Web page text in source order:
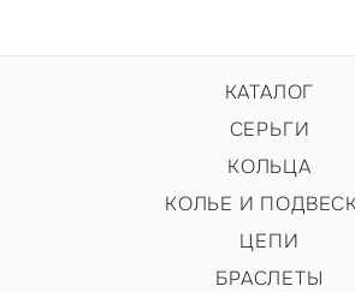
КАТАЛОГ
СЕРЬГИ
КОЛЬЦА
КОЛЬЕ И
ЦЕПИ
БРАСЛЕТЫ